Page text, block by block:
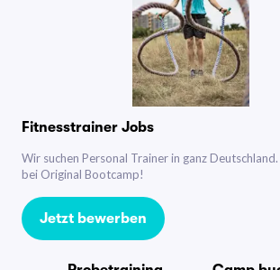
Fitnesstrainer Jobs
Wir suchen Personal Trainer in ganz
bei Original Bootcamp!
Jetzt bewerben